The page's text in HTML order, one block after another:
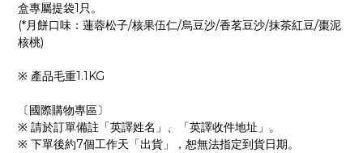
盒專屬提袋1只。
(*月餅口味：蓮蓉松子/核果伍仁/烏豆沙/香茗豆沙/抹茶紅豆/棗泥
核桃)
※ 產品毛重1.1KG
〔國際購物專區〕
※ 請於訂單備註「英譯姓名」、「英譯收件地址」。
※ 下單後約7個工作天「出貨」，恕無法指定到貨日期。